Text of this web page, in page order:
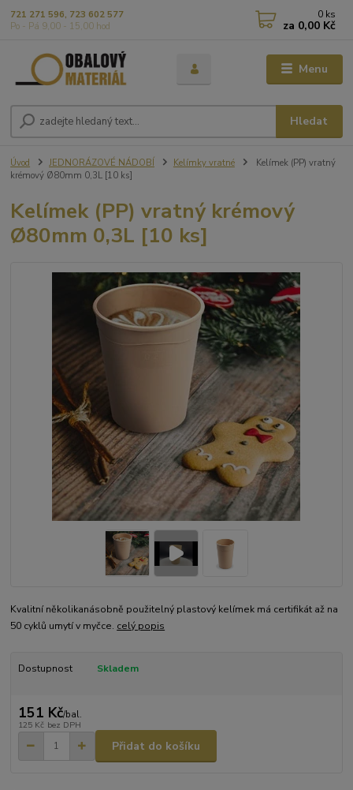
Menu
Hledat
721 271 596, 723 602 577
Po - Pá 9,00 - 15,00 hod
0 ks
za 0,00 Kč
Úvod JEDNORÁZOVÉ NÁDOBÍ Kelímky vratné
Kelímek (PP) vratný
krémový Ø80mm 0,3L [10 ks]
Kelímek (PP) vratný krémový
Ø80mm 0,3L [10 ks]
Kvalitní několikanásobně použitelný plastový kelímek má certifikát až na
50 cyklů umytí v myčce. celý popis
Dostupnost Skladem
151 Kč/bal.
125 Kč bez DPH
Přidat do košíku